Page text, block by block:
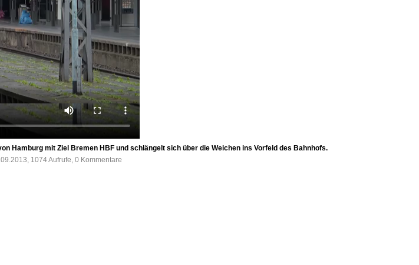
Hamburg mit Ziel Bremen HBF und schlängelt sich über die Weichen ins Vorfeld des Bahnhofs.
1074 Aufrufe, 0 Kommentare